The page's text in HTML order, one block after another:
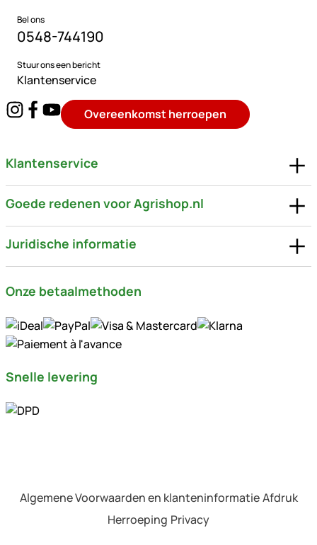
Bel ons
0548-744190
Stuur ons een bericht
Klantenservice
Overeenkomst herroepen
Klantenservice
Goede redenen voor Agrishop.nl
Juridische informatie
Onze betaalmethoden
Snelle levering
Algemene Voorwaarden en klanteninformatie Afdruk
Herroeping Privacy